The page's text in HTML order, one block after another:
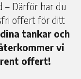
– Därför har du
offert för ditt
tankar och
vi
offert!